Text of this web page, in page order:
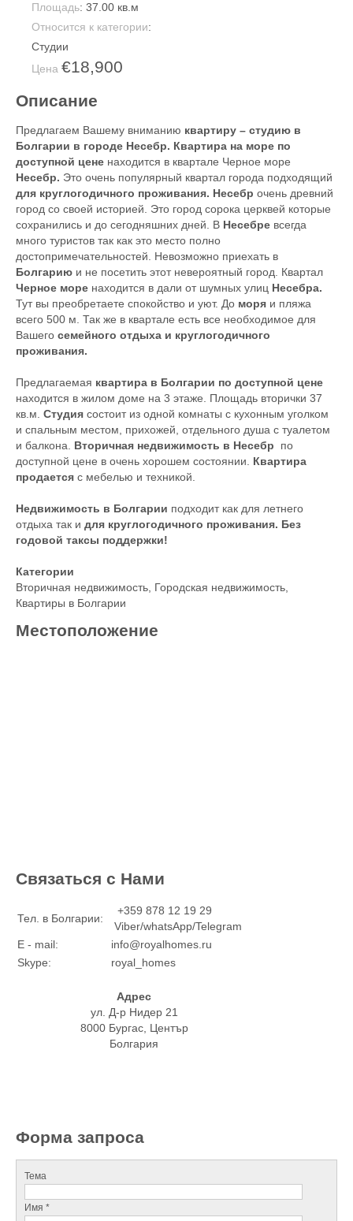
Площадь: 37.00 кв.м
Относится к категории:
Студии
Цена €18,900
Описание
Предлагаем Вашему вниманию квартиру – студию в
Болгарии в городе Несебр. Квартира на море по
доступной цене находится в квартале Черное море
Несебр. Это очень популярный квартал города подходящий
для круглогодичного проживания. Несебр очень древний
город со своей историей. Это город сорока церквей которые
сохранились и до сегодняшних дней. В Несебре всегда
много туристов так как это место полно
достопримечательностей. Невозможно приехать в
Болгарию и не посетить этот невероятный город. Квартал
Черное море находится в дали от шумных улиц Несебра.
Тут вы преобретаете спокойство и уют. До моря и пляжа
всего 500 м. Так же в квартале есть все необходимое для
Вашего семейного отдыха и круглогодичного
проживания.
Предлагаемая квартира в Болгарии по доступной цене
находится в жилом доме на 3 этаже. Площадь вторички 37
кв.м. Студия состоит из одной комнаты с кухонным уголком
и спальным местом, прихожей, отдельного душа с туалетом
и балкона. Вторичная недвижимость в Несебр по
доступной цене в очень хорошем состоянии. Квартира
продается с мебелью и техникой.
Недвижимость в Болгарии подходит как для летнего
отдыха так и для круглогодичного проживания. Без
годовой таксы поддержки!
Категории
Вторичная недвижимость, Городская недвижимость,
Квартиры в Болгарии
Местоположение
Связаться с Нами
Тел. в Болгарии:
+359 878 12 19 29
Viber/whatsApp/Telegram
E - mail:
info@royalhomes.ru
Skype:
royal_homes
Адрес
ул. Д-р Нидер 21
8000 Бургас, Център
Болгария
Форма запроса
Тема
Имя *